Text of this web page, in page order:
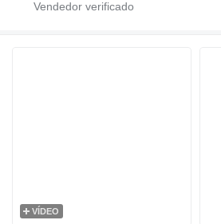
VÍDEO